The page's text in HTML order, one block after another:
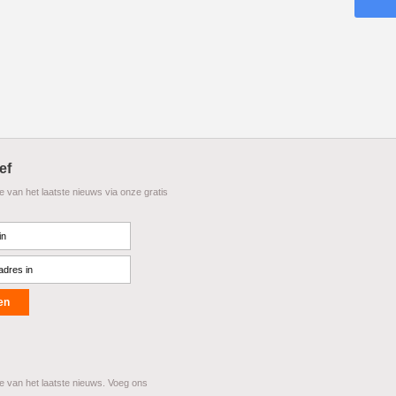
van het laatste nieuws via onze gratis
van het laatste nieuws. Voeg ons